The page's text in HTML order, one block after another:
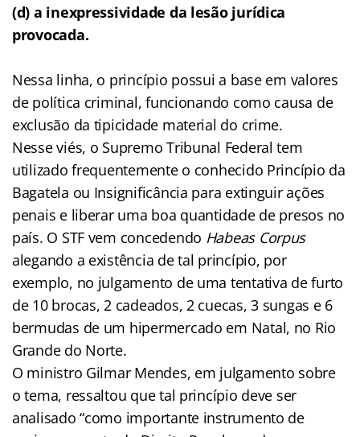
(d) a inexpressividade da lesão jurídica
provocada.
Nessa linha, o princípio possui a base em valores
de política criminal, funcionando como causa de
exclusão da tipicidade material do crime.
Nesse viés, o Supremo Tribunal Federal tem
utilizado frequentemente o conhecido Princípio da
Bagatela ou Insignificância para extinguir ações
penais e liberar uma boa quantidade de presos no
país. O STF vem concedendo Habeas Corpus
alegando a existência de tal princípio, por
exemplo, no julgamento de uma tentativa de furto
de 10 brocas, 2 cadeados, 2 cuecas, 3 sungas e 6
bermudas de um hipermercado em Natal, no Rio
Grande do Norte.
O ministro Gilmar Mendes, em julgamento sobre
o tema, ressaltou que tal princípio deve ser
analisado “como importante instrumento de